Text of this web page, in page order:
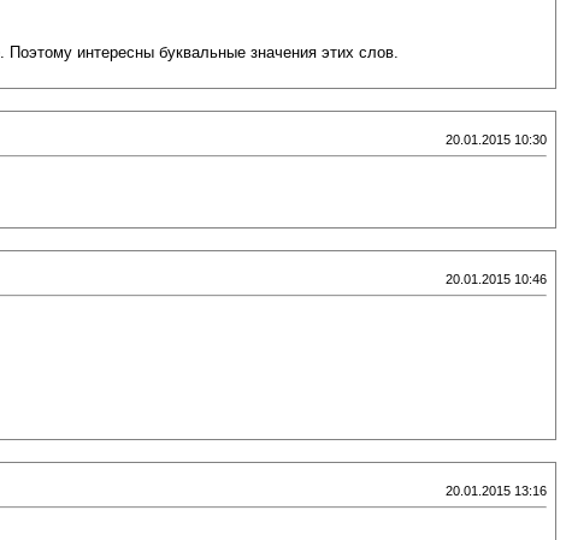
интересны буквальные значения этих слов.
20.01.2015 10:30
20.01.2015 10:46
20.01.2015 13:16